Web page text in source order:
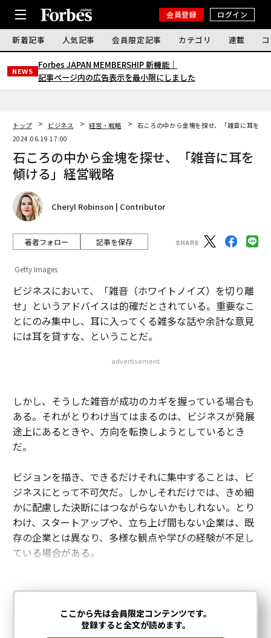
会員登録 ログイン
新着記事 人気記事 会員限定記事 カテゴリ 連載
NEWS
Forbes JAPAN MEMBERSHIP 新機能｜
記事ページ内の広告表示を最小限にしました
トップ ビジネス 経営・戦略
石ころの中から金塊を探せ、「雑音に耳を傾
2024.06.19 17:00
石ころの中から金塊を探せ、「雑音に耳を
傾ける」経営戦略
Cheryl Robinson | Contributor
著者フォロー 記事を保存
Getty Images
ビジネスにおいて、「雑音（ホワイトノイズ）を切り離
せ」というアドバイスは的確だとされている。重要なこ
とにのみ集中し、耳に入ってくる雑多な話や余計な意見
には耳を貸すな、ということだ。
advertisement
しかし、そうした雑音が成功のカギを握っている場合も
ある。それがとりわけ当てはまるのは、ビジネスが発展
途上にあるときや、方向を転換しようとしているとき
だ。
ビジョンを描き、できるだけそれに集中することは、ビ
ジネスにとって不可欠だ。しかしそれだけでは、きめ細
かに配慮した決断にはつながらないかもしれない。とり
わけ、スタートアップや、立ち上げ間もない企業は、既
存の企業とは異なり、多様な観点や学びの経験が不足し
ている場合がある。